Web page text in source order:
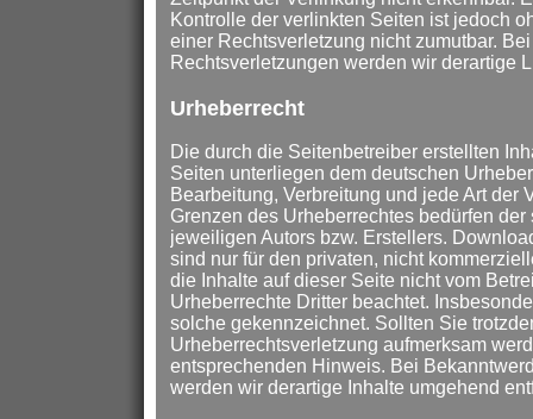
Kontrolle der verlinkten Seiten ist jedoch
einer Rechtsverletzung nicht zumutbar.
Rechtsverletzungen werden wir derartige
Urheberrecht
Die durch die Seitenbetreiber erstellten
Seiten unterliegen dem deutschen
Bearbeitung, Verbreitung und jede Art der
Grenzen des Urheberrechtes bedürfen
jeweiligen Autors bzw. Erstellers.
sind nur für den privaten, nicht
die Inhalte auf dieser Seite nicht vom
Urheberrechte Dritter beachtet.
solche gekennzeichnet. Sollten Sie
Urheberrechtsverletzung aufmerksam
entsprechenden Hinweis. Bei
werden wir derartige Inhalte umgehend